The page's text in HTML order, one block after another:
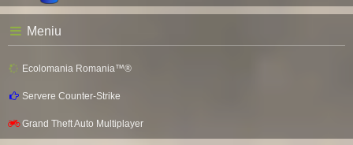
Meniu
Ecolomania Romania™®
Servere Counter-Strike
Grand Theft Auto Multiplayer